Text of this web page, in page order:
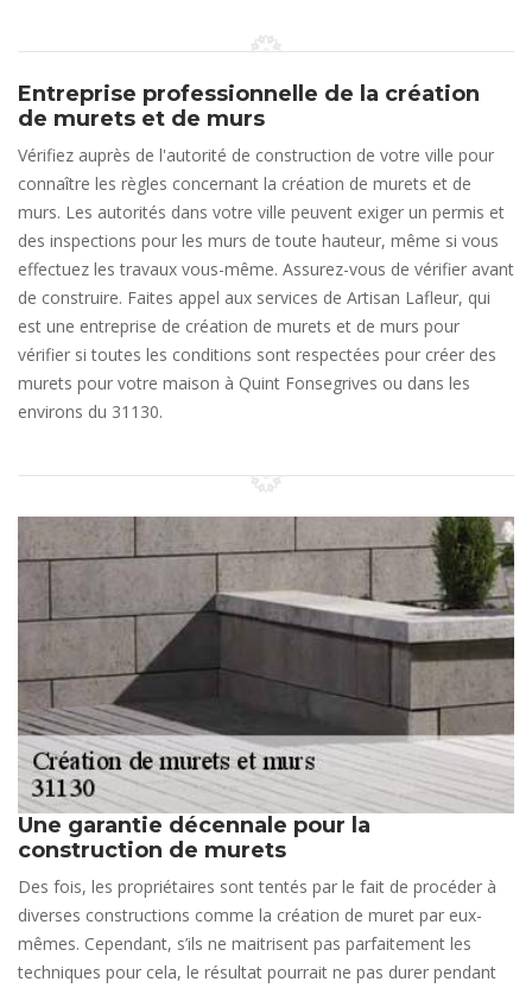
Entreprise professionnelle de la création
de murets et de murs
Vérifiez auprès de l'autorité de construction de votre ville pour
connaître les règles concernant la création de murets et de
murs. Les autorités dans votre ville peuvent exiger un permis et
des inspections pour les murs de toute hauteur, même si vous
effectuez les travaux vous-même. Assurez-vous de vérifier avant
de construire. Faites appel aux services de Artisan Lafleur, qui
est une entreprise de création de murets et de murs pour
vérifier si toutes les conditions sont respectées pour créer des
murets pour votre maison à Quint Fonsegrives ou dans les
environs du 31130.
Une garantie décennale pour la
construction de murets
Des fois, les propriétaires sont tentés par le fait de procéder à
diverses constructions comme la création de muret par eux-
mêmes. Cependant, s’ils ne maitrisent pas parfaitement les
techniques pour cela, le résultat pourrait ne pas durer pendant